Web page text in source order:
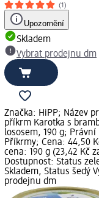
(1)
Upozornění
Skladem
Vybrat prodejnu dm
Značka: HiPP; Název
příkrm Karotka s
lososem, 190 g;
Příkrmy; Cena: 44,50
cena: 190 g (23,42 Kč
Dostupnost: Status
Skladem, Status šedý
prodejnu dm